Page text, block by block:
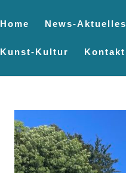
Home News-Aktuelles
Kunst-Kultur Kontakt